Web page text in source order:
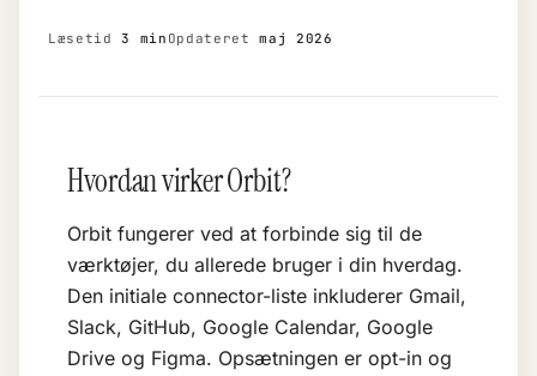
Læsetid3 min Opdateretmaj 2026
Hvordan virker Orbit?
Orbit fungerer ved at forbinde sig til de
værktøjer, du allerede bruger i din hverdag.
Den initiale connector-liste inkluderer Gmail,
Slack, GitHub, Google Calendar, Google
Drive og Figma. Opsætningen er opt-in og